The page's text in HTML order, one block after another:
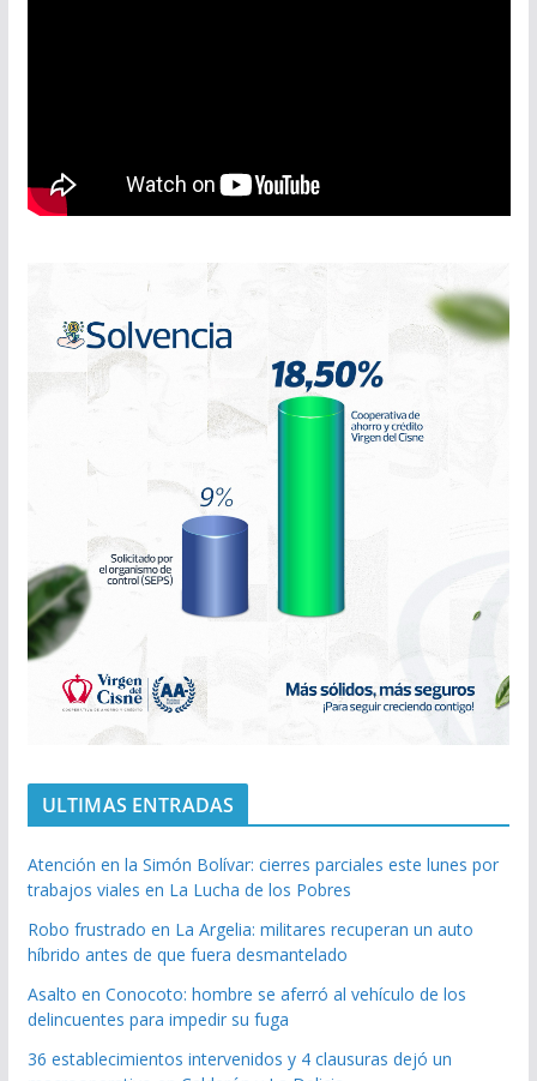
ULTIMAS ENTRADAS
Atención en la Simón Bolívar: cierres parciales este lunes por
trabajos viales en La Lucha de los Pobres
Robo frustrado en La Argelia: militares recuperan un auto
híbrido antes de que fuera desmantelado
Asalto en Conocoto: hombre se aferró al vehículo de los
delincuentes para impedir su fuga
36 establecimientos intervenidos y 4 clausuras dejó un